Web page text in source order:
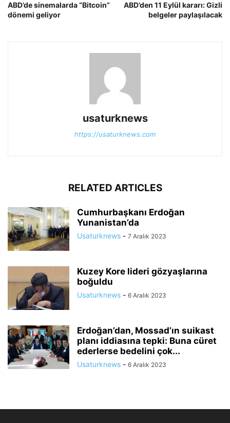
ABD’de sinemalarda “Bitcoin”
dönemi geliyor
ABD’den 11 Eylül kararı: Gizli
belgeler paylaşılacak
usaturknews
https://usaturknews.com
RELATED ARTICLES
Cumhurbaşkanı Erdoğan
Yunanistan’da
Usaturknews - 7 Aralık 2023
Kuzey Kore lideri gözyaşlarına
boğuldu
Usaturknews - 6 Aralık 2023
Erdoğan’dan, Mossad’ın suikast
planı iddiasına tepki: Buna cüret
ederlerse bedelini çok...
Usaturknews - 6 Aralık 2023